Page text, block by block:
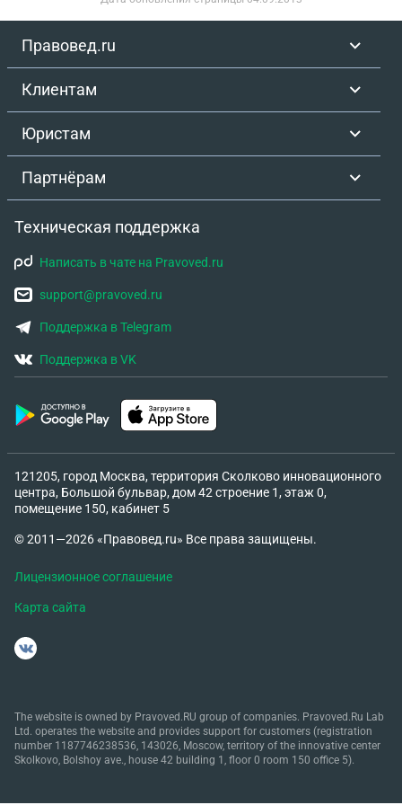
Правовед.ru
Клиентам
Юристам
Партнёрам
Техническая поддержка
Написать в чате на Pravoved.ru
support@pravoved.ru
Поддержка в Telegram
Поддержка в VK
121205, город Москва, территория Сколково инновационного
центра, Большой бульвар, дом 42 строение 1, этаж 0,
помещение 150, кабинет 5
© 2011—2026 «Правовед.ru» Все права защищены.
Лицензионное соглашение
Карта сайта
The website is owned by Pravoved.RU group of companies. Pravoved.Ru Lab
Ltd. operates the website and provides support for customers (registration
number 1187746238536, 143026, Moscow, territory of the innovative center
Skolkovo, Bolshoy ave., house 42 building 1, floor 0 room 150 office 5).